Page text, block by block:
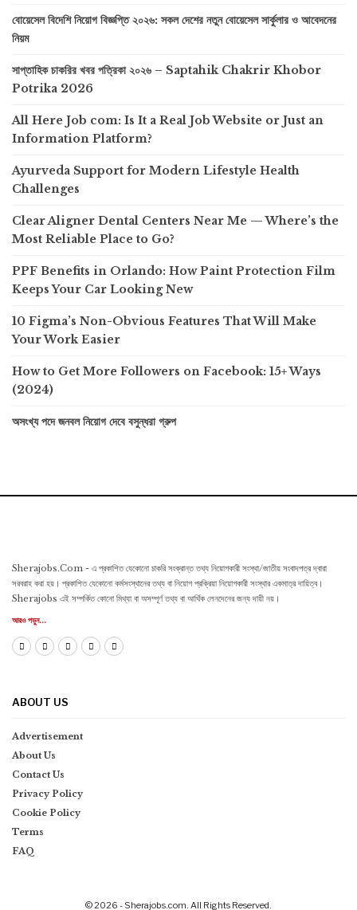
বোয়েসেল বিদেশি নিয়োগ বিজ্ঞপ্তি ২০২৬: সকল দেশের নতুন বোয়েসেল সার্কুলার ও আবেদনের
নিয়ম
সাপ্তাহিক চাকরির খবর পত্রিকা ২০২৬ – Saptahik Chakrir Khobor
Potrika 2026
All Here Job com: Is It a Real Job Website or Just an
Information Platform?
Ayurveda Support for Modern Lifestyle Health
Challenges
Clear Aligner Dental Centers Near Me — Where’s the
Most Reliable Place to Go?
PPF Benefits in Orlando: How Paint Protection Film
Keeps Your Car Looking New
10 Figma’s Non-Obvious Features That Will Make
Your Work Easier
How to Get More Followers on Facebook: 15+ Ways
(2024)
অসংখ্য পদে জনবল নিয়োগ দেবে বসুন্ধরা গ্রুপ
Sherajobs.Com - এ প্রকাশিত যেকোনো চাকরি সংক্রান্ত তথ্য নিয়োগকারী সংস্থা/জাতীয় সংবাদপত্র দ্বারা
সরবরাহ করা হয়। প্রকাশিত যেকোনো কর্মসংস্থানের তথ্য বা নিয়োগ প্রক্রিয়া নিয়োগকারী সংস্থার একমাত্র দায়িত্ব।
Sherajobs এই সম্পর্কিত কোনো মিথ্যা বা অসম্পূর্ণ তথ্য বা আর্থিক লেনদেনের জন্য দায়ী নয়।
আরও পড়ুন...
ABOUT US
Advertisement
About Us
Contact Us
Privacy Policy
Cookie Policy
Terms
FAQ
© 2026 - Sherajobs.com. All Rights Reserved.